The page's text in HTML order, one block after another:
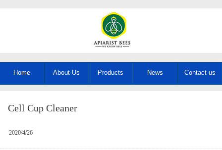
Home About Us Products News Contact us
Cell Cup Cleaner
2020/4/26